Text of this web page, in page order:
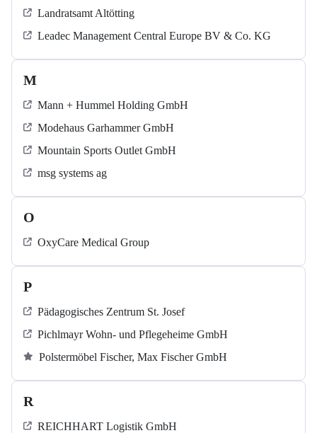
Landratsamt Altötting
Leadec Management Central Europe BV & Co. KG
M
Mann + Hummel Holding GmbH
Modehaus Garhammer GmbH
Mountain Sports Outlet GmbH
msg systems ag
O
OxyCare Medical Group
P
Pädagogisches Zentrum St. Josef
Pichlmayr Wohn- und Pflegeheime GmbH
Polstermöbel Fischer, Max Fischer GmbH
R
REICHHART Logistik GmbH